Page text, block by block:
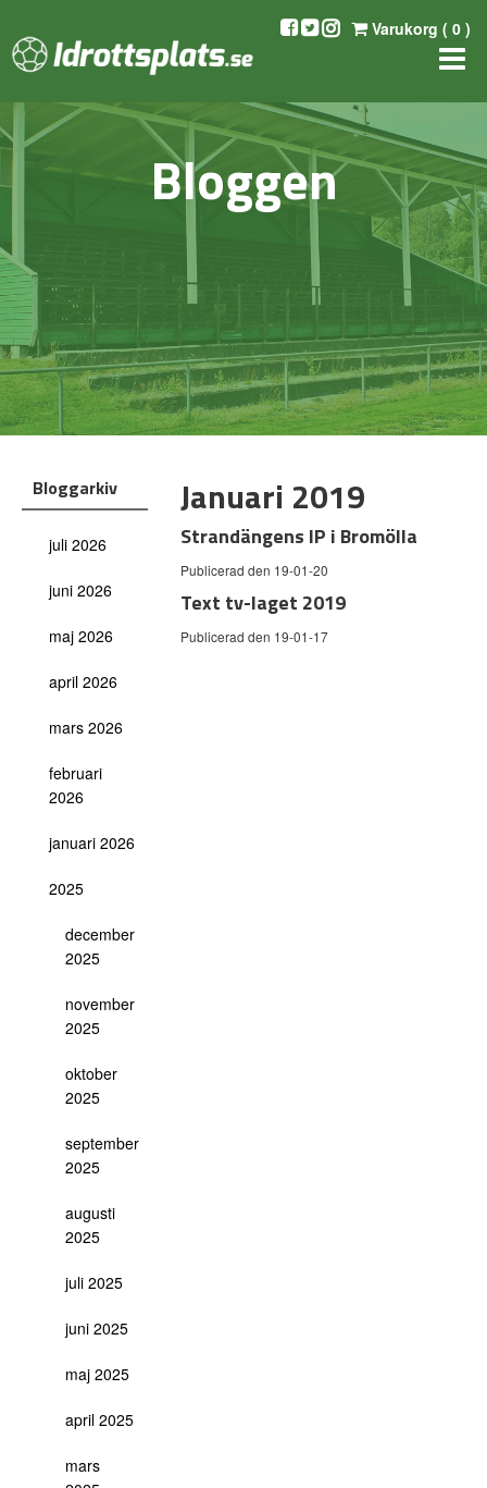
Varukorg ( 0 )
Bloggen
Bloggarkiv
juli 2026
juni 2026
maj 2026
april 2026
mars 2026
februari
2026
januari 2026
2025
december
2025
november
2025
oktober
2025
september
2025
augusti
2025
juli 2025
juni 2025
maj 2025
april 2025
mars
Januari 2019
Strandängens IP i Bromölla
Publicerad den 19-01-20
Text tv-laget 2019
Publicerad den 19-01-17